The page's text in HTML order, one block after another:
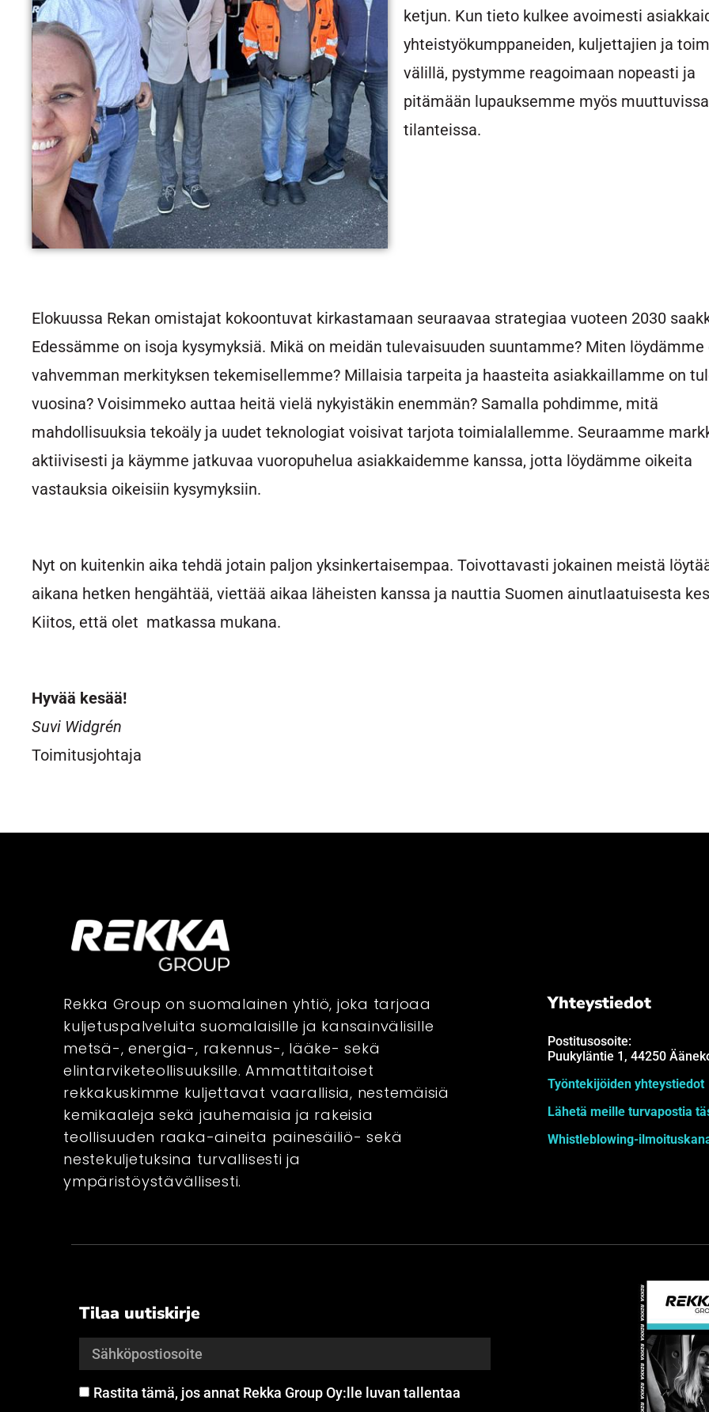
ketjun. Kun tieto kulkee avoimesti
yhteistyökumppaneiden, kuljettajien ja
välillä, pystymme reagoimaan nopeasti ja
pitämään lupauksemme myös muuttuvissa
tilanteissa.
Elokuussa Rekan omistajat kokoontuvat kirkastamaan seuraavaa strategiaa vuoteen 2030
Edessämme on isoja kysymyksiä. Mikä on meidän tulevaisuuden suuntamme? Miten
vahvemman merkityksen tekemisellemme? Millaisia tarpeita ja haasteita asiakkaillamme on
vuosina? Voisimmeko auttaa heitä vielä nykyistäkin enemmän? Samalla pohdimme, mitä
mahdollisuuksia tekoäly ja uudet teknologiat voisivat tarjota toimialallemme. Seuraamme
aktiivisesti ja käymme jatkuvaa vuoropuhelua asiakkaidemme kanssa, jotta löydämme oikeita
vastauksia oikeisiin kysymyksiin.
Nyt on kuitenkin aika tehdä jotain paljon yksinkertaisempaa. Toivottavasti jokainen meistä
aikana hetken hengähtää, viettää aikaa läheisten kanssa ja nauttia Suomen ainutlaatuisesta
Kiitos, että olet matkassa mukana.
Hyvää kesää!
Suvi Widgrén
Toimitusjohtaja
Rekka Group on suomalainen yhtiö, joka tarjoaa
kuljetuspalveluita suomalaisille ja kansainvälisille
metsä-, energia-, rakennus-, lääke- sekä
elintarviketeollisuuksille. Ammattitaitoiset
rekkakuskimme kuljettavat vaarallisia, nestemäisiä
kemikaaleja sekä jauhemaisia ja rakeisia
teollisuuden raaka-aineita painesäiliö- sekä
nestekuljetuksina turvallisesti ja
ympäristöystävällisesti.
Yhteystiedot
Postitusosoite:
Puukyläntie 1, 44250
Työntekijöiden yhteystiedot
Lähetä meille turvapostia
Whistleblowing-
Tilaa uutiskirje
Rastita tämä, jos annat Rekka Group Oy:lle luvan tallentaa
Kuljetuskumppani
hakusessa?
Ehdota rohkeasti tapaamista, pyydä tarjous tai